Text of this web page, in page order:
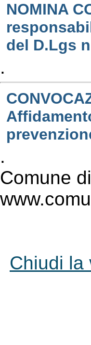
NOMINA
del D.Lgs
.
.
Comune
Chiudi la